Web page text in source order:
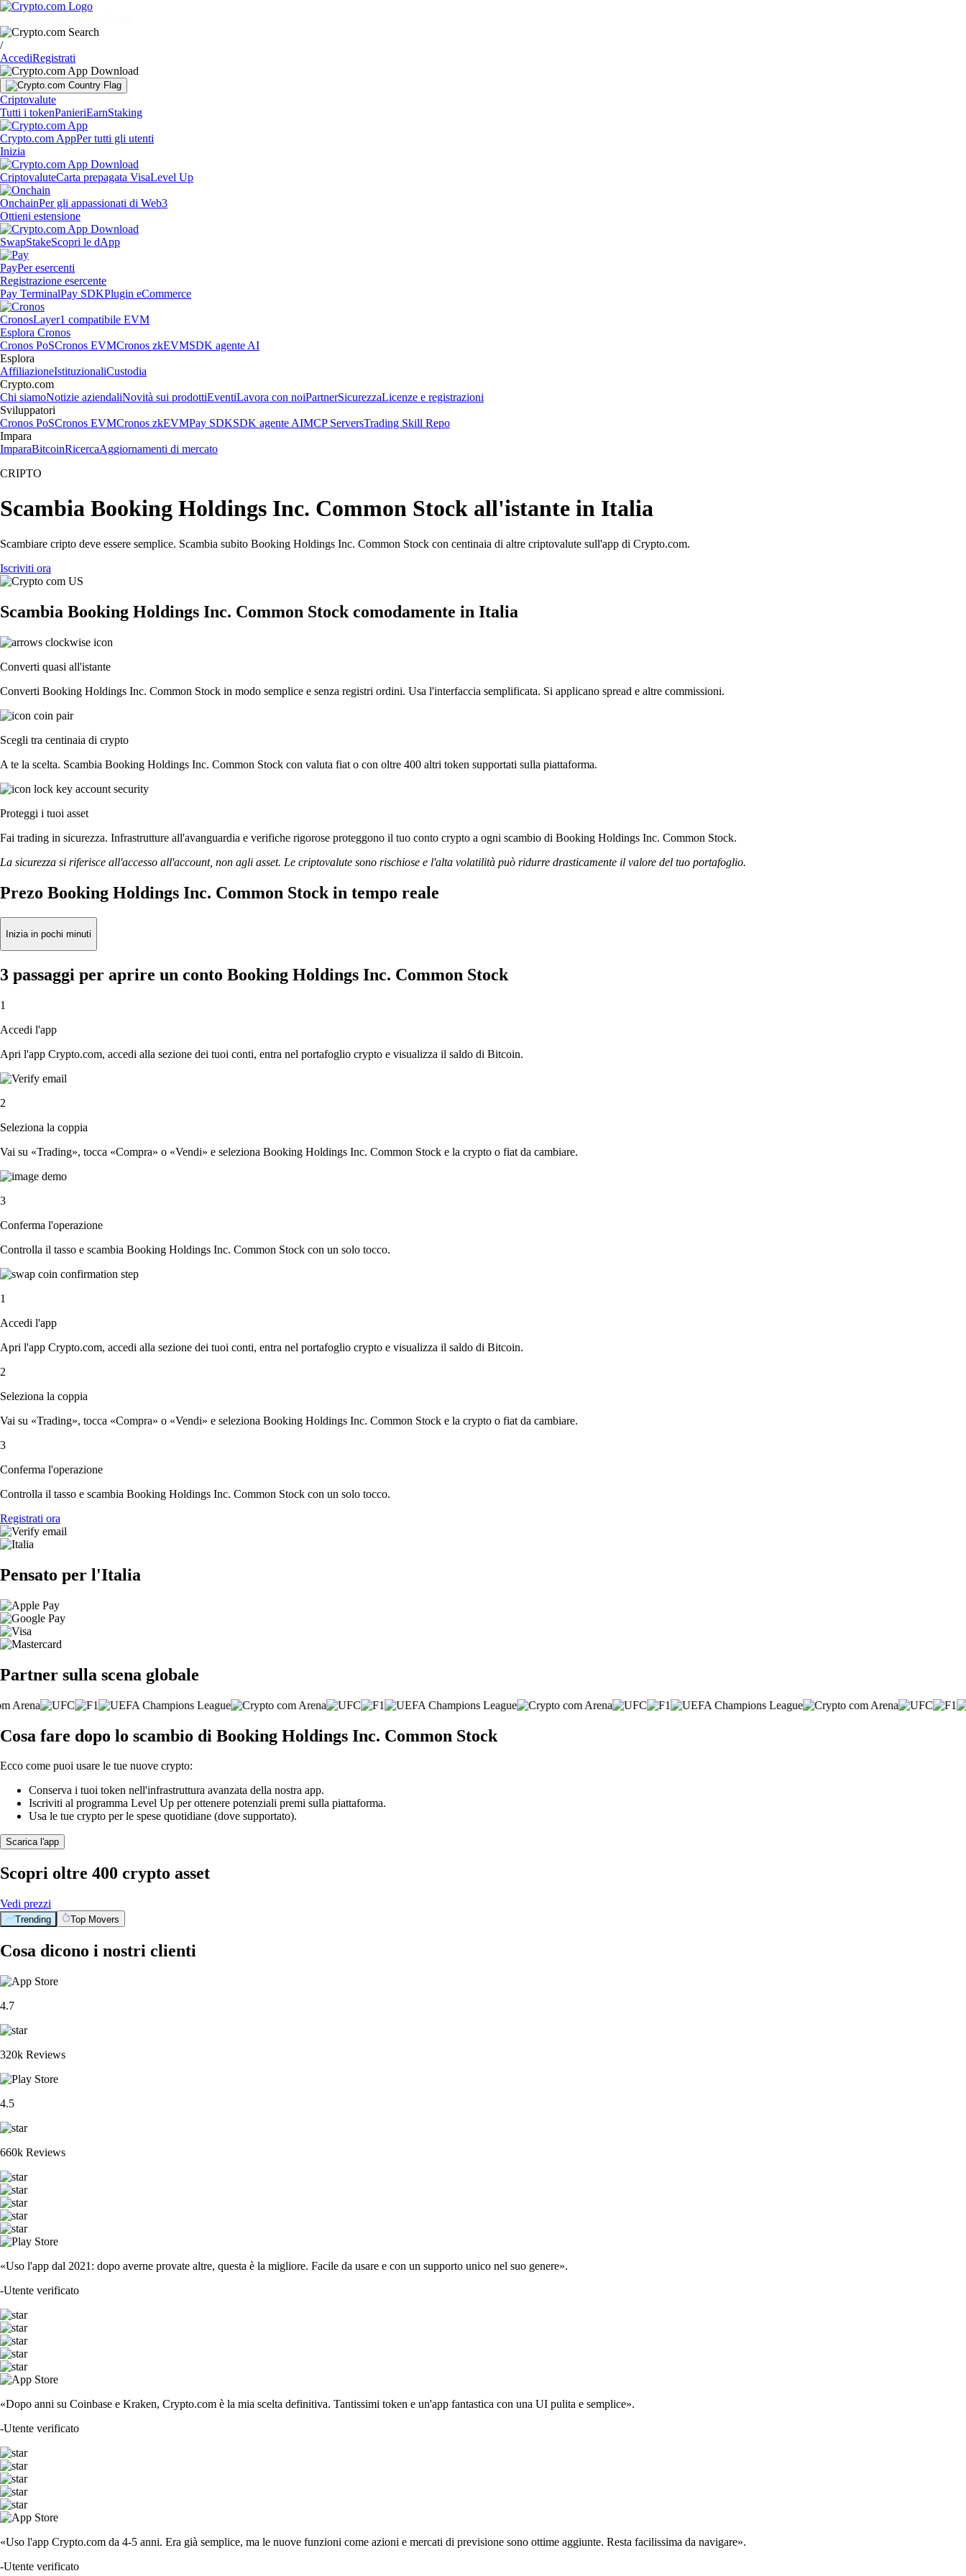
/
AccediRegistrati
Criptovalute
Tutti i tokenPanieriEarnStaking
Crypto.com AppPer tutti gli utenti
Inizia
CriptovaluteCarta prepagata VisaLevel Up
OnchainPer gli appassionati di Web3
Ottieni estensione
SwapStakeScopri le dApp
PayPer esercenti
Registrazione esercente
Pay TerminalPay SDKPlugin eCommerce
CronosLayer1 compatibile EVM
Esplora Cronos
Cronos PoSCronos EVMCronos zkEVMSDK agente AI
Esplora
AffiliazioneIstituzionaliCustodia
Crypto.com
Chi siamoNotizie aziendaliNovità sui prodottiEventiLavora con noiPartnerSicurezzaLicenze e registrazioni
Sviluppatori
Cronos PoSCronos EVMCronos zkEVMPay SDKSDK agente AIMCP ServersTrading Skill Repo
Impara
ImparaBitcoinRicercaAggiornamenti di mercato
CRIPTO
Scambia Booking Holdings Inc. Common Stock all'istante in Italia
Scambiare cripto deve essere semplice. Scambia subito Booking Holdings Inc. Common Stock con centinaia di altre criptovalute sull'app di Crypto.com.
Iscriviti ora
Scambia Booking Holdings Inc. Common Stock comodamente in Italia
Converti quasi all'istante
Converti Booking Holdings Inc. Common Stock in modo semplice e senza registri ordini. Usa l'interfaccia semplificata. Si applicano spread e altre commissioni.
Scegli tra centinaia di crypto
A te la scelta. Scambia Booking Holdings Inc. Common Stock con valuta fiat o con oltre 400 altri token supportati sulla piattaforma.
Proteggi i tuoi asset
Fai trading in sicurezza. Infrastrutture all'avanguardia e verifiche rigorose proteggono il tuo conto crypto a ogni scambio di Booking Holdings Inc. Common Stock.
La sicurezza si riferisce all'accesso all'account, non agli asset. Le criptovalute sono rischiose e l'alta volatilità può ridurre drasticamente il valore del tuo portafoglio.
Prezo Booking Holdings Inc. Common Stock in tempo reale
Inizia in pochi minuti
3 passaggi per aprire un conto Booking Holdings Inc. Common Stock
1
Accedi l'app
Apri l'app Crypto.com, accedi alla sezione dei tuoi conti, entra nel portafoglio crypto e visualizza il saldo di Bitcoin.
2
Seleziona la coppia
Vai su «Trading», tocca «Compra» o «Vendi» e seleziona Booking Holdings Inc. Common Stock e la crypto o fiat da cambiare.
3
Conferma l'operazione
Controlla il tasso e scambia Booking Holdings Inc. Common Stock con un solo tocco.
1
Accedi l'app
Apri l'app Crypto.com, accedi alla sezione dei tuoi conti, entra nel portafoglio crypto e visualizza il saldo di Bitcoin.
2
Seleziona la coppia
Vai su «Trading», tocca «Compra» o «Vendi» e seleziona Booking Holdings Inc. Common Stock e la crypto o fiat da cambiare.
3
Conferma l'operazione
Controlla il tasso e scambia Booking Holdings Inc. Common Stock con un solo tocco.
Registrati ora
Pensato per l'Italia
Partner sulla scena globale
Cosa fare dopo lo scambio di Booking Holdings Inc. Common Stock
Ecco come puoi usare le tue nuove crypto:
Conserva i tuoi token nell'infrastruttura avanzata della nostra app.
Iscriviti al programma Level Up per ottenere potenziali premi sulla piattaforma.
Usa le tue crypto per le spese quotidiane (dove supportato).
Scarica l'app
Scopri oltre 400 crypto asset
Vedi prezzi
Trending Top Movers
Cosa dicono i nostri clienti
4.7
320k Reviews
4.5
660k Reviews
«Uso l'app dal 2021: dopo averne provate altre, questa è la migliore. Facile da usare e con un supporto unico nel suo genere».
-Utente verificato
«Dopo anni su Coinbase e Kraken, Crypto.com è la mia scelta definitiva. Tantissimi token e un'app fantastica con una UI pulita e semplice».
-Utente verificato
«Uso l'app Crypto.com da 4-5 anni. Era già semplice, ma le nuove funzioni come azioni e mercati di previsione sono ottime aggiunte. Resta facilissima da navigare».
-Utente verificato